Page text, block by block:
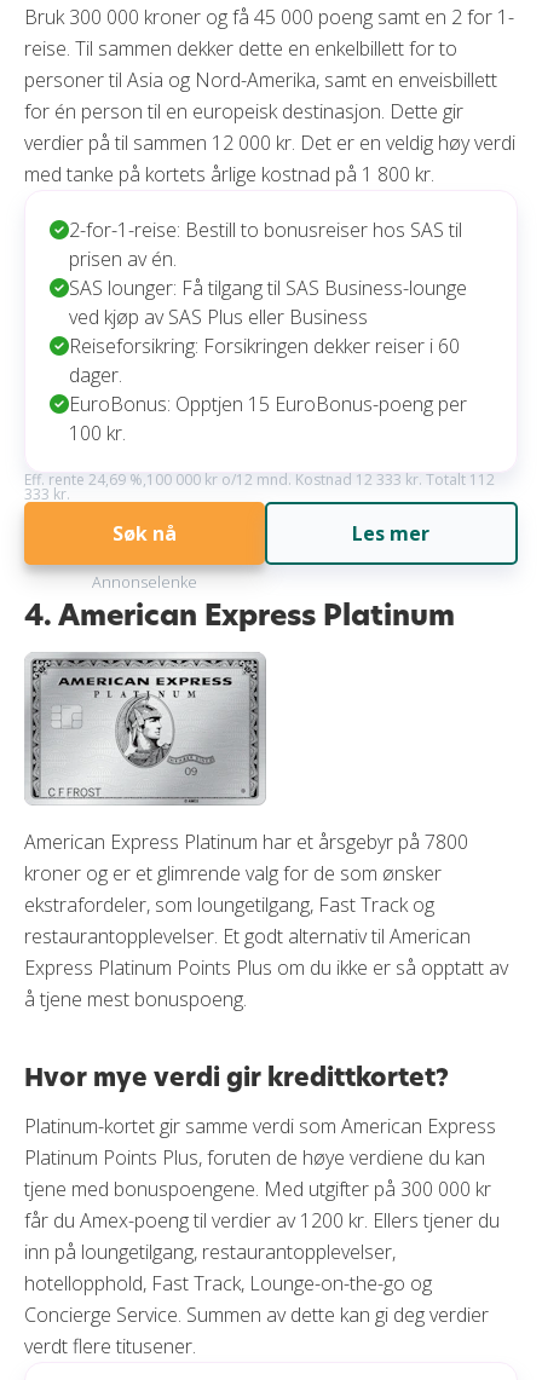
Bruk 300 000 kroner og få 45 000 poeng samt en 2 for 1-
reise. Til sammen dekker dette en enkelbillett for to
personer til Asia og Nord-Amerika, samt en enveisbillett
for én person til en europeisk destinasjon. Dette gir
verdier på til sammen 12 000 kr. Det er en veldig høy verdi
med tanke på kortets årlige kostnad på 1 800 kr.
2-for-1-reise: Bestill to bonusreiser hos SAS til
prisen av én.
SAS lounger: Få tilgang til SAS Business-lounge
ved kjøp av SAS Plus eller Business
Reiseforsikring: Forsikringen dekker reiser i 60
dager.
EuroBonus: Opptjen 15 EuroBonus-poeng per
100 kr.
Eff. rente 24,69 %,100 000 kr o/12 mnd. Kostnad 12 333 kr. Totalt 112
333 kr.
Søk nå
Annonselenke
Les mer
4. American Express Platinum
American Express Platinum har et årsgebyr på 7800
kroner og er et glimrende valg for de som ønsker
ekstrafordeler, som loungetilgang, Fast Track og
restaurantopplevelser. Et godt alternativ til American
Express Platinum Points Plus om du ikke er så opptatt av
å tjene mest bonuspoeng.
Hvor mye verdi gir kredittkortet?
Platinum-kortet gir samme verdi som American Express
Platinum Points Plus, foruten de høye verdiene du kan
tjene med bonuspoengene. Med utgifter på 300 000 kr
får du Amex-poeng til verdier av 1200 kr. Ellers tjener du
inn på loungetilgang, restaurantopplevelser,
hotellopphold, Fast Track, Lounge-on-the-go og
Concierge Service. Summen av dette kan gi deg verdier
verdt flere titusener.